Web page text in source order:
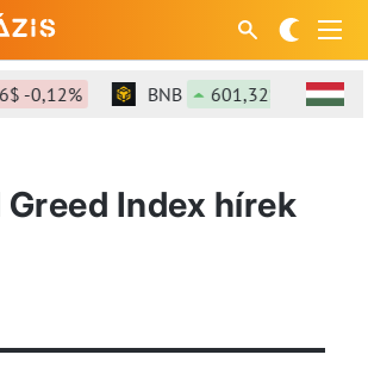
-0,12% BNB 601,32$ +1,46%
Greed Index hírek